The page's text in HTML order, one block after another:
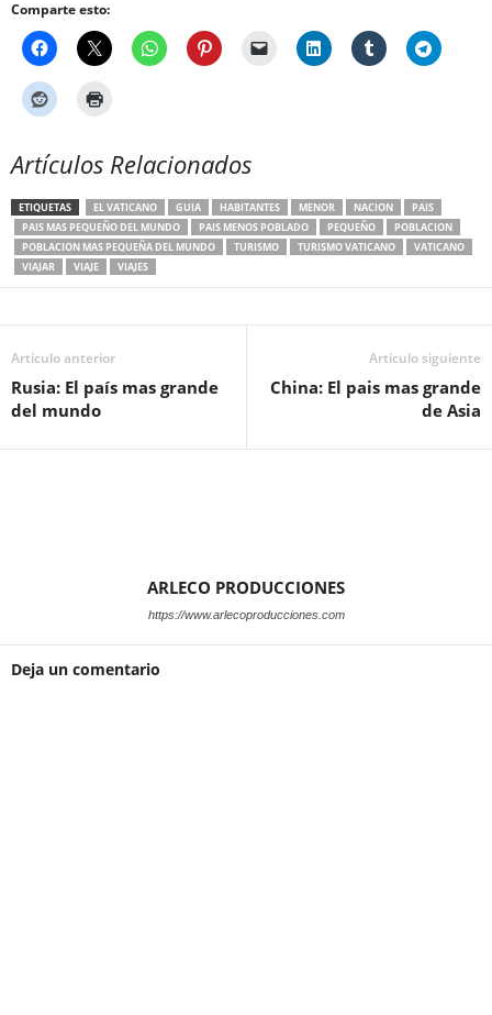
Comparte esto:
Artículos Relacionados
ETIQUETAS EL VATICANO GUIA HABITANTES MENOR NACION
PAIS
PAIS MAS PEQUEÑO DEL MUNDO
PAIS MENOS POBLADO PEQUEÑO
POBLACION
POBLACION MAS PEQUEÑA DEL MUNDO
TURISMO TURISMO VATICANO
VATICANO
VIAJAR
VIAJE VIAJES
Artículo anterior
Rusia: El país mas grande
del mundo
Artículo siguiente
China: El pais mas grande
de Asia
ARLECO PRODUCCIONES
https://www.arlecoproducciones.com
Deja un comentario